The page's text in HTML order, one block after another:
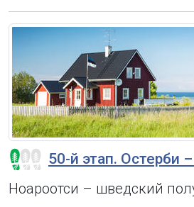
50-й этап. Остерби
Ноароотси – шведский